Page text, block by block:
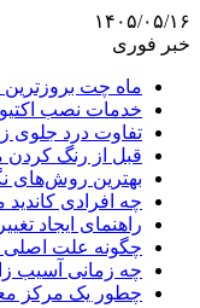
۱۴۰۵/۰۵/۱۶
خبر فوری
ماه چت
خدمات نصب
تفاوت درد جلوی
قبل از رنگ کردن
بهترین روش‌های
چه افرادی
راهنمای ایجاد
چگونه علت اصلی
چه زمانی آسیب
چطور یک مرکز